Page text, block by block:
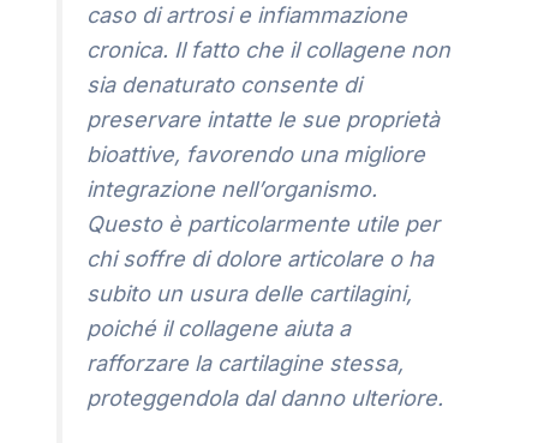
caso di artrosi e infiammazione
cronica. Il fatto che il collagene non
sia denaturato consente di
preservare intatte le sue proprietà
bioattive, favorendo una migliore
integrazione nell’organismo.
Questo è particolarmente utile per
chi soffre di dolore articolare o ha
subito un usura delle cartilagini,
poiché il collagene aiuta a
rafforzare la cartilagine stessa,
proteggendola dal danno ulteriore.